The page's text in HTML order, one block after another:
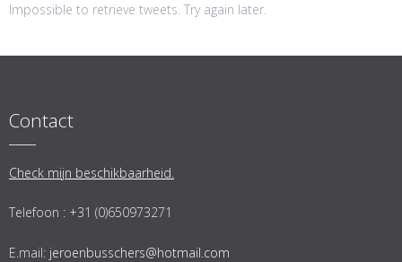
Impossible to retrieve tweets. Try again later.
Contact
Check mijn beschikbaarheid.
Telefoon : +31 (0)650973271
E.mail: jeroenbusschers@hotmail.com